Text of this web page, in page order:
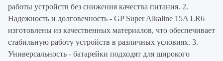
работы устройств без снижения качества питания. 2.
Надежность и долговечность - GP Super Alkaline 15A LR6
изготовлены из качественных материалов, что обеспечивает
стабильную работу устройств в различных условиях. 3.
Универсальность - батарейки подходят для широкого